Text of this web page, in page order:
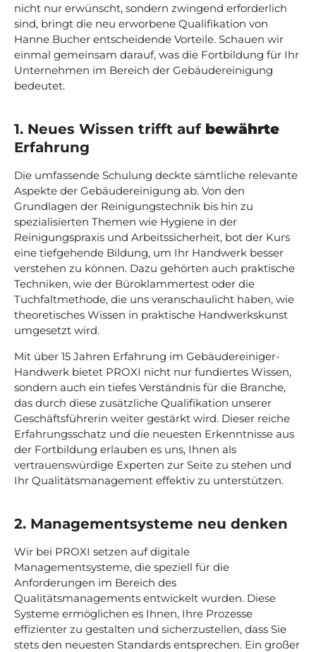
nicht nur erwünscht, sondern zwingend erforderlich
sind, bringt die neu erworbene Qualifikation von
Hanne Bucher entscheidende Vorteile. Schauen wir
einmal gemeinsam darauf, was die Fortbildung für Ihr
Unternehmen im Bereich der Gebäudereinigung
bedeutet.
1. Neues Wissen trifft auf bewährte
Erfahrung
Die umfassende Schulung deckte sämtliche relevante
Aspekte der Gebäudereinigung ab. Von den
Grundlagen der Reinigungstechnik bis hin zu
spezialisierten Themen wie Hygiene in der
Reinigungspraxis und Arbeitssicherheit, bot der Kurs
eine tiefgehende Bildung, um Ihr Handwerk besser
verstehen zu können. Dazu gehörten auch praktische
Techniken, wie der Büroklammertest oder die
Tuchfaltmethode, die uns veranschaulicht haben, wie
theoretisches Wissen in praktische Handwerkskunst
umgesetzt wird.
Mit über 15 Jahren Erfahrung im Gebäudereiniger-
Handwerk bietet PROXI nicht nur fundiertes Wissen,
sondern auch ein tiefes Verständnis für die Branche,
das durch diese zusätzliche Qualifikation unserer
Geschäftsführerin weiter gestärkt wird. Dieser reiche
Erfahrungsschatz und die neuesten Erkenntnisse aus
der Fortbildung erlauben es uns, Ihnen als
vertrauenswürdige Experten zur Seite zu stehen und
Ihr Qualitätsmanagement effektiv zu unterstützen.
2. Managementsysteme neu denken
Wir bei PROXI setzen auf digitale
Managementsysteme, die speziell für die
Anforderungen im Bereich des
Qualitätsmanagements entwickelt wurden. Diese
Systeme ermöglichen es Ihnen, Ihre Prozesse
effizienter zu gestalten und sicherzustellen, dass Sie
stets den neuesten Standards entsprechen. Ein großer